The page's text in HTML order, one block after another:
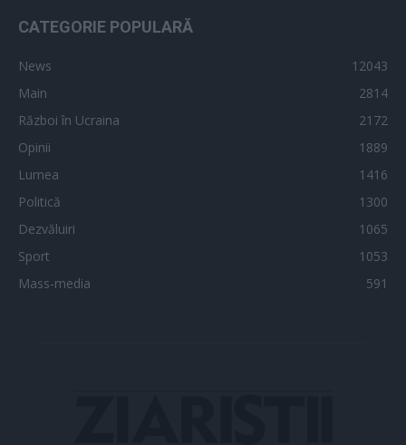
CATEGORIE POPULARĂ
News
12043
Main
2814
Război în Ucraina
2172
Opinii
1889
Lumea
1416
Politică
1300
Dezvăluiri
1065
Sport
1053
Mass-media
591